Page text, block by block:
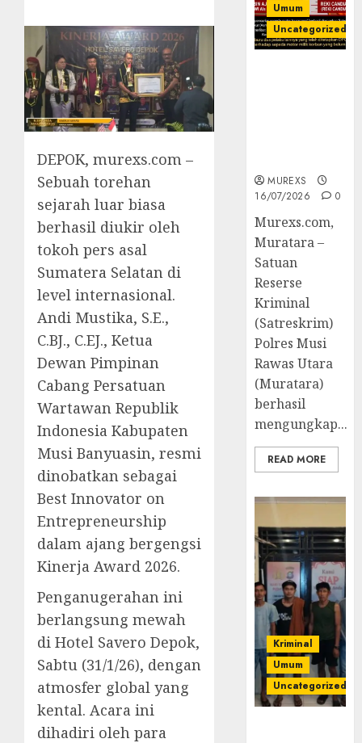
DEPOK, murexs.com –
Sebuah torehan
sejarah luar biasa
berhasil diukir oleh
tokoh pers asal
Sumatera Selatan di
level internasional.
Andi Mustika, S.E.,
C.BJ., C.EJ., Ketua
Dewan Pimpinan
Cabang Persatuan
Wartawan Republik
Indonesia Kabupaten
Musi Banyuasin, resmi
dinobatkan sebagai
Best Innovator on
Entrepreneurship
dalam ajang bergengsi
Kinerja Award 2026.
Penganugerahan ini
berlangsung mewah
di Hotel Savero Depok,
Sabtu (31/1/26), dengan
atmosfer global yang
kental. Acara ini
dihadiri oleh para
Umum
Uncategorized
MUREXS
16/07/2026
0
Murexs.com,
Muratara –
Satuan
Reserse
Kriminal
(Satreskrim)
Polres Musi
Rawas Utara
(Muratara)
berhasil
mengungkap...
READ MORE
Kriminal
Umum
Uncategorized